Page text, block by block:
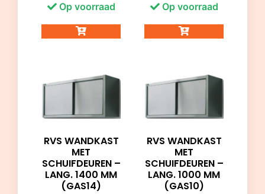
Op voorraad Op voorraad
RVS WANDKAST
MET
SCHUIFDEUREN –
LANG. 1400 MM
(GAS14)
RVS WANDKAST
MET
SCHUIFDEUREN –
LANG. 1000 MM
(GAS10)